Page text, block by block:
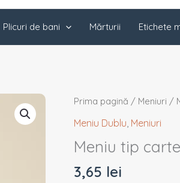
Plicuri de bani Mărturii Etichete
Prima pagină / Meniuri /
Meniu Dublu Meniuri
Meniu tip
3,65 lei
Cantitate
Meniu
carte
PINMC10